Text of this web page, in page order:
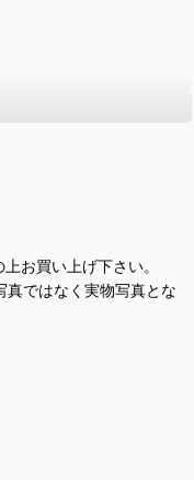
お買い上げ下さい。
真ではなく実物写真とな